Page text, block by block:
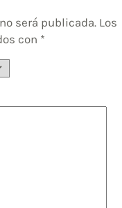
será publicada. Los
con *